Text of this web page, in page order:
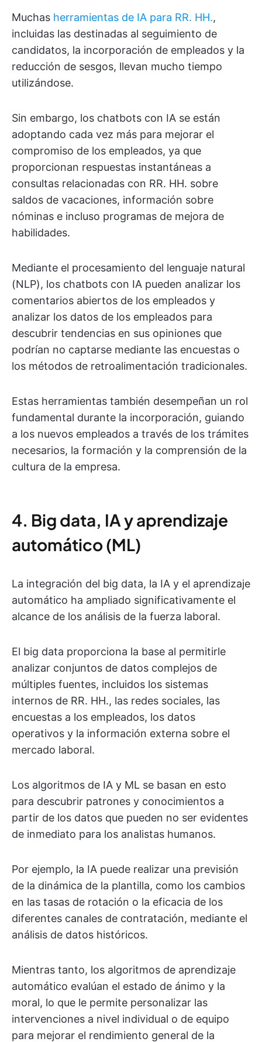
Muchas herramientas de IA para RR. HH.,
incluidas las destinadas al seguimiento de
candidatos, la incorporación de empleados y la
reducción de sesgos, llevan mucho tiempo
utilizándose.
Sin embargo, los chatbots con IA se están
adoptando cada vez más para mejorar el
compromiso de los empleados, ya que
proporcionan respuestas instantáneas a
consultas relacionadas con RR. HH. sobre
saldos de vacaciones, información sobre
nóminas e incluso programas de mejora de
habilidades.
Mediante el procesamiento del lenguaje natural
(NLP), los chatbots con IA pueden analizar los
comentarios abiertos de los empleados y
analizar los datos de los empleados para
descubrir tendencias en sus opiniones que
podrían no captarse mediante las encuestas o
los métodos de retroalimentación tradicionales.
Estas herramientas también desempeñan un rol
fundamental durante la incorporación, guiando
a los nuevos empleados a través de los trámites
necesarios, la formación y la comprensión de la
cultura de la empresa.
4. Big data, IA y aprendizaje
automático (ML)
La integración del big data, la IA y el aprendizaje
automático ha ampliado significativamente el
alcance de los análisis de la fuerza laboral.
El big data proporciona la base al permitirle
analizar conjuntos de datos complejos de
múltiples fuentes, incluidos los sistemas
internos de RR. HH., las redes sociales, las
encuestas a los empleados, los datos
operativos y la información externa sobre el
mercado laboral.
Los algoritmos de IA y ML se basan en esto
para descubrir patrones y conocimientos a
partir de los datos que pueden no ser evidentes
de inmediato para los analistas humanos.
Por ejemplo, la IA puede realizar una previsión
de la dinámica de la plantilla, como los cambios
en las tasas de rotación o la eficacia de los
diferentes canales de contratación, mediante el
análisis de datos históricos.
Mientras tanto, los algoritmos de aprendizaje
automático evalúan el estado de ánimo y la
moral, lo que le permite personalizar las
intervenciones a nivel individual o de equipo
para mejorar el rendimiento general de la